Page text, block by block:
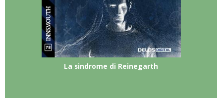
La sindrome di Reinegarth